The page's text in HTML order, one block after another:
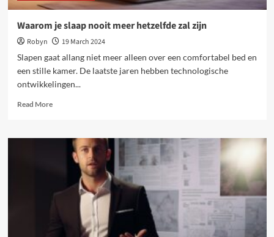
Waarom je slaap nooit meer hetzelfde zal zijn
Robyn
19 March 2024
Slapen gaat allang niet meer alleen over een comfortabel bed en
een stille kamer. De laatste jaren hebben technologische
ontwikkelingen...
Read MoreRead
Waarom
hetzelfde